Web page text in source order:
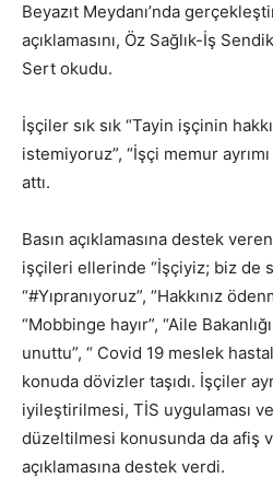
Beyazıt Meydanı’nda
açıklamasını, Öz Sağlık-İş
Sert okudu.
İşçiler sık sık “Tayin işçinin
istemiyoruz”, “İşçi memur
attı.
Basın açıklamasına destek
işçileri ellerinde “İşçiyiz; biz de
“#Yıpranıyoruz”, “Hakkınız
“Mobbinge hayır”, “Aile
unuttu”, “ Covid 19 meslek
konuda dövizler taşıdı. İşçiler
iyileştirilmesi, TİS uygulaması ve
düzeltilmesi konusunda da afiş
açıklamasına destek verdi.